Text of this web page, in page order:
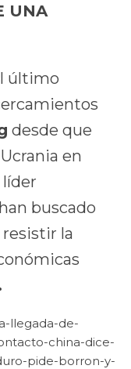
UNA
último
desde que
en
buscado
la
llegada-de-
china-dice-
pide-borron-y-